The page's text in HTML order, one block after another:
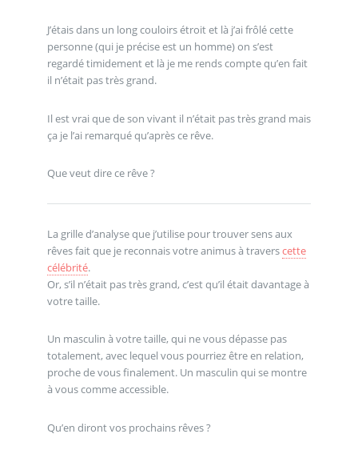
J’étais dans un long couloirs étroit et là j’ai frôlé cette
personne (qui je précise est un homme) on s’est
regardé timidement et là je me rends compte qu’en fait
il n’était pas très grand.
Il est vrai que de son vivant il n’était pas très grand mais
ça je l’ai remarqué qu’après ce rêve.
Que veut dire ce rêve ?
La grille d’analyse que j’utilise pour trouver sens aux
rêves fait que je reconnais votre animus à traverscette
célébrité.
Or, s’il n’était pas très grand, c’est qu’il était davantage à
votre taille.
Un masculin à votre taille, qui ne vous dépasse pas
totalement, avec lequel vous pourriez être en relation,
proche de vous finalement. Un masculin qui se montre
à vous comme accessible.
Qu’en diront vos prochains rêves ?